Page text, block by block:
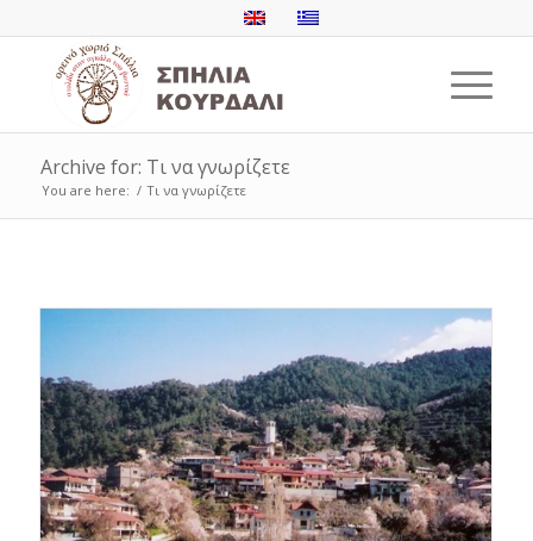
Archive for: Τι να γνωρίζετε
You are here: / Τι να γνωρίζετε